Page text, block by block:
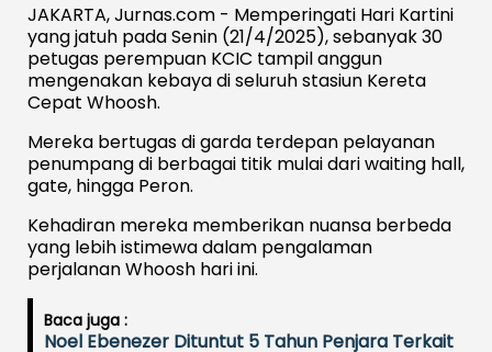
JAKARTA, Jurnas.com - Memperingati Hari Kartini
yang jatuh pada Senin (21/4/2025), sebanyak 30
petugas perempuan KCIC tampil anggun
mengenakan kebaya di seluruh stasiun Kereta
Cepat Whoosh.
Mereka bertugas di garda terdepan pelayanan
penumpang di berbagai titik mulai dari waiting hall,
gate, hingga Peron.
Kehadiran mereka memberikan nuansa berbeda
yang lebih istimewa dalam pengalaman
perjalanan Whoosh hari ini.
Baca juga :
Noel Ebenezer Dituntut 5 Tahun Penjara Terkait